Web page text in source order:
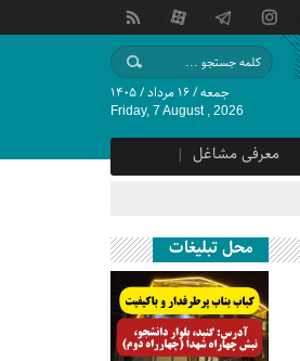
جمعه / ۱۶ مرداد / ۱۴۰۵
Friday, 7 August , 2026
معرفی مشاغل
محل تبلیغات